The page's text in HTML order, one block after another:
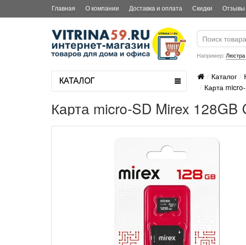
Главная О компании Доставка и оплата Скидки Отзывы
Например:
КАТАЛОГ Каталог
Карта
Карта micro-SD Mirex